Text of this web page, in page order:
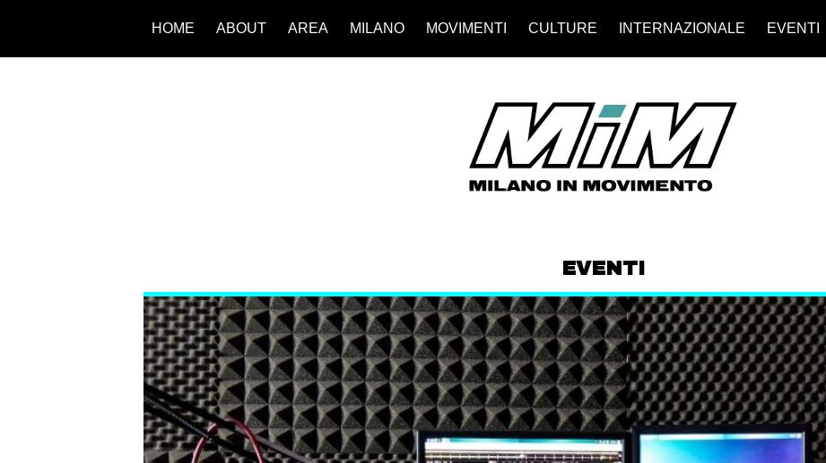
HOME ABOUT AREA MILANO MOVIMENTI CULTURE INTERNAZIONALE EVENTI
EVENTI